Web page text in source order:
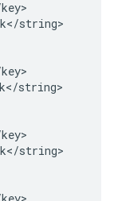
string>
string>
string>